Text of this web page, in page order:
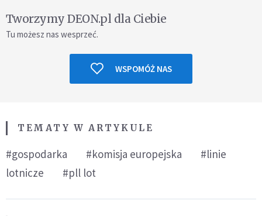
Tworzymy DEON.pl dla Ciebie
Tu możesz nas wesprzeć.
WSPOMÓŻ NAS
TEMATY W ARTYKULE
#gospodarka #komisja europejska
#linie
lotnicze
#pll lot